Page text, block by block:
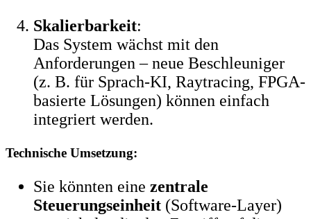
Skalierbarkeit:
Das System wächst mit den
Anforderungen – neue Beschleuniger
(z. B. für Sprach-KI, Raytracing, FPGA-
basierte Lösungen) können einfach
integriert werden.
Technische Umsetzung:
Sie könnten eine zentrale
Steuerungseinheit (Software-Layer)